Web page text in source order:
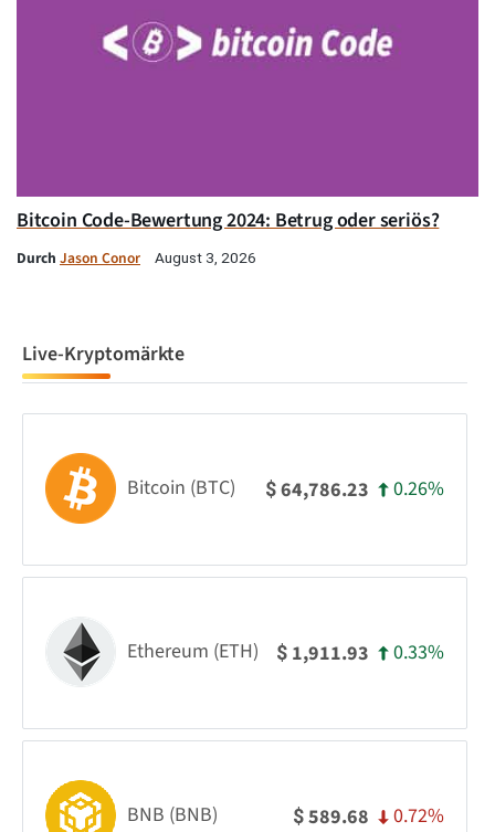
Bitcoin Code-Bewertung 2024: Betrug oder seriös?
Durch Jason Conor August 3, 2026
Live-Kryptomärkte
Bitcoin (BTC) $64,786.23 0.26%
Ethereum (ETH) $ 1,911.93 0.33%
BNB (BNB) $589.68 0.72%